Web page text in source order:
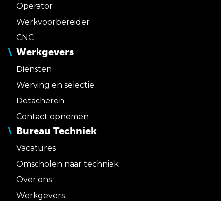
Operator
Werkvoorbereider
CNC
Werkgevers
Diensten
Werving en selectie
Detacheren
Contact opnemen
Bureau Techniek
Vacatures
Omscholen naar techniek
Over ons
Werkgevers